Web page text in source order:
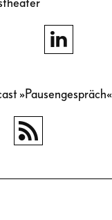
»Pausengespräch«